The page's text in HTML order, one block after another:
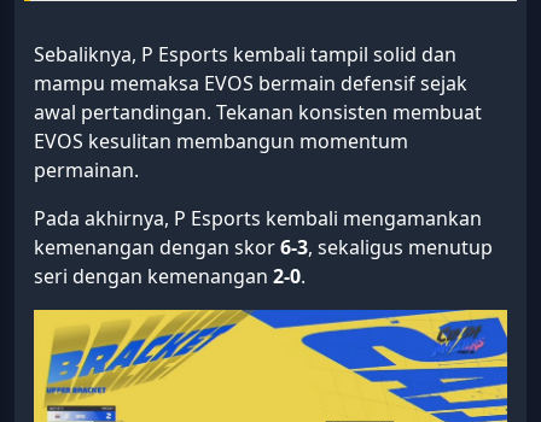
Sebaliknya, P Esports kembali tampil solid dan
mampu memaksa EVOS bermain defensif sejak
awal pertandingan. Tekanan konsisten membuat
EVOS kesulitan membangun momentum
permainan.
Pada akhirnya, P Esports kembali mengamankan
kemenangan dengan skor6-3, sekaligus menutup
seri dengan kemenangan 2-0.